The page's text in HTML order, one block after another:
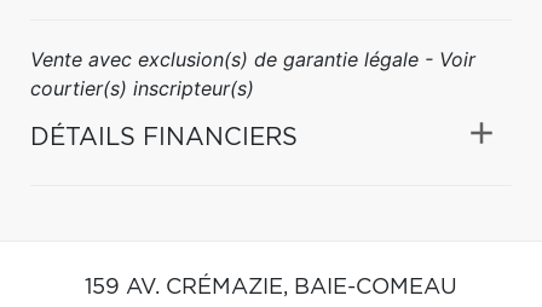
Vente avec exclusion(s) de garantie légale - Voir
courtier(s) inscripteur(s)
DÉTAILS FINANCIERS
159 AV. CRÉMAZIE, BAIE-COMEAU